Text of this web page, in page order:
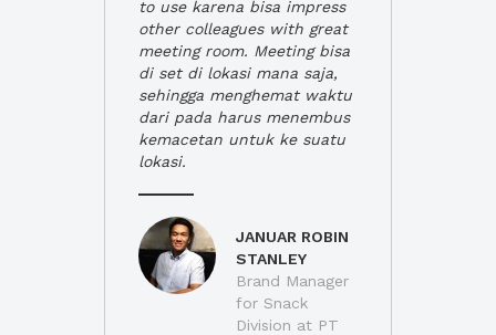
to use karena bisa impress
other colleagues with great
meeting room. Meeting bisa
di set di lokasi mana saja,
sehingga menghemat waktu
dari pada harus menembus
kemacetan untuk ke suatu
lokasi.
JANUAR ROBIN
STANLEY
Brand Manager
for Snack
Division at PT